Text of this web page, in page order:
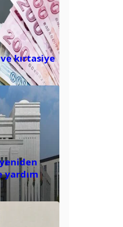
kırtasiye
yardım